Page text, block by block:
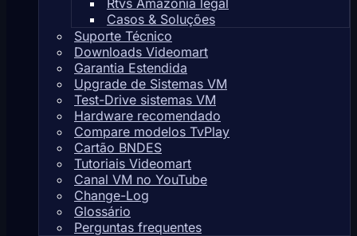
Rtvs Amazonia legal
Casos & Soluções
Suporte Técnico
Downloads Videomart
Garantia Estendida
Upgrade de Sistemas VM
Test-Drive sistemas VM
Hardware recomendado
Compare modelos TvPlay
Cartão BNDES
Tutoriais Videomart
Canal VM no YouTube
Change-Log
Glossário
Perguntas frequentes